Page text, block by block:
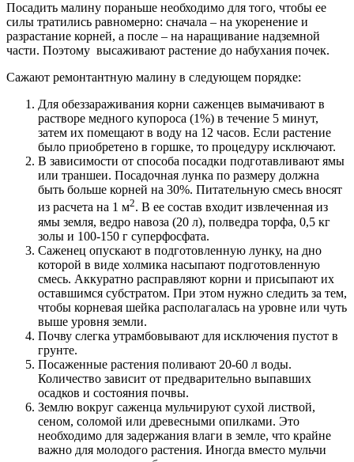
Посадить малину пораньше необходимо для того, чтобы ее
силы тратились равномерно: сначала – на укоренение и
разрастание корней, а после – на наращивание надземной
части. Поэтому высаживают растение до набухания почек.
Сажают ремонтантную малину в следующем порядке:
Для обеззараживания корни саженцев вымачивают в
растворе медного купороса (1%) в течение 5 минут,
затем их помещают в воду на 12 часов. Если растение
было приобретено в горшке, то процедуру исключают.
В зависимости от способа посадки подготавливают ямы
или траншеи. Посадочная лунка по размеру должна
быть больше корней на 30%. Питательную смесь вносят
из расчета на 1 м2. В ее состав входит извлеченная из
ямы земля, ведро навоза (20 л), полведра торфа, 0,5 кг
золы и 100-150 г суперфосфата.
Саженец опускают в подготовленную лунку, на дно
которой в виде холмика насыпают подготовленную
смесь. Аккуратно расправляют корни и присыпают их
оставшимся субстратом. При этом нужно следить за тем,
чтобы корневая шейка располагалась на уровне или чуть
выше уровня земли.
Почву слегка утрамбовывают для исключения пустот в
грунте.
Посаженные растения поливают 20-60 л воды.
Количество зависит от предварительно выпавших
осадков и состояния почвы.
Землю вокруг саженца мульчируют сухой листвой,
сеном, соломой или древесными опилками. Это
необходимо для задержания влаги в земле, что крайне
важно для молодого растения. Иногда вместо мульчи